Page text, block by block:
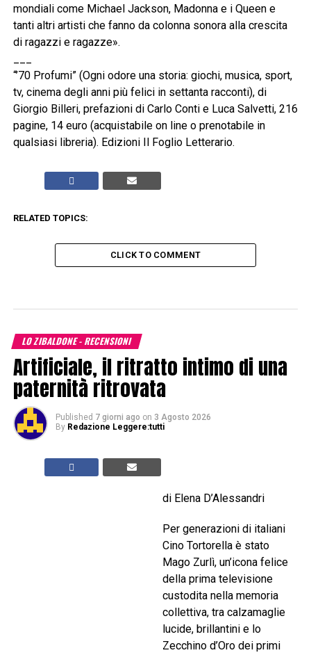
mondiali come Michael Jackson, Madonna e i Queen e
tanti altri artisti che fanno da colonna sonora alla crescita
di ragazzi e ragazze».
“’70 Profumi” (Ogni odore una storia: giochi, musica, sport,
tv, cinema degli anni più felici in settanta racconti), di
Giorgio Billeri, prefazioni di Carlo Conti e Luca Salvetti, 216
pagine, 14 euro (acquistabile on line o prenotabile in
qualsiasi libreria). Edizioni Il Foglio Letterario.
RELATED TOPICS:
CLICK TO COMMENT
LO ZIBALDONE - RECENSIONI
Artificiale, il ritratto intimo di una
paternità ritrovata
Published 7 giorni ago on 3 Agosto 2026
By Redazione Leggere:tutti
di Elena D’Alessandri
Per generazioni di italiani
Cino Tortorella è stato
Mago Zurlì, un’icona felice
della prima televisione
custodita nella memoria
collettiva, tra calzamaglie
lucide, brillantini e lo
Zecchino d’Oro dei primi